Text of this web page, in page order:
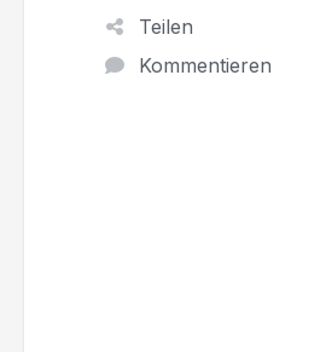
Teilen
Kommentieren